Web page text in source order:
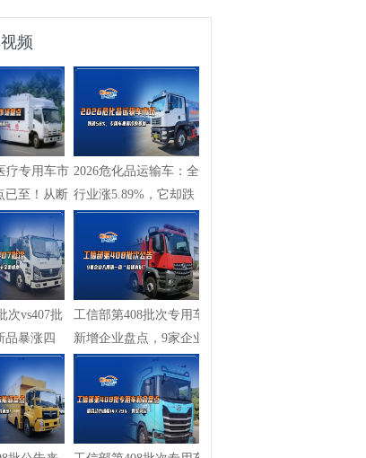
频
疗专用车市
已至！从断
2026危化品运输车：全
行业涨5.89%，它却跌
58%，专用车...
次vs407批
品暴涨四
工信部第408批次专用车
新增企业盘点，9家企业
入局清一...